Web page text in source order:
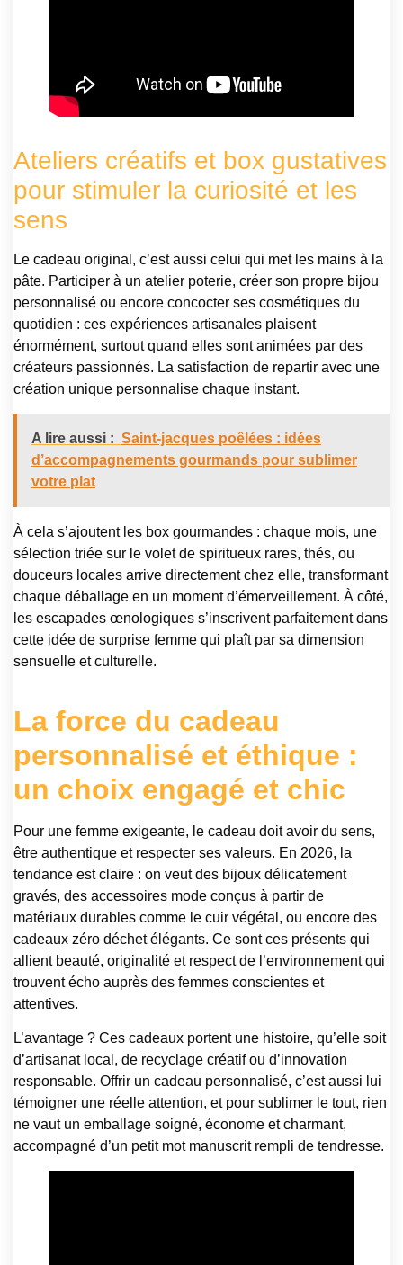
Ateliers créatifs et box gustatives
pour stimuler la curiosité et les
sens
Le cadeau original, c’est aussi celui qui met les mains à la
pâte. Participer à un atelier poterie, créer son propre bijou
personnalisé ou encore concocter ses cosmétiques du
quotidien : ces expériences artisanales plaisent
énormément, surtout quand elles sont animées par des
créateurs passionnés. La satisfaction de repartir avec une
création unique personnalise chaque instant.
A lire aussi : Saint-jacques poêlées : idées
d’accompagnements gourmands pour sublimer
votre plat
À cela s’ajoutent les box gourmandes : chaque mois, une
sélection triée sur le volet de spiritueux rares, thés, ou
douceurs locales arrive directement chez elle, transformant
chaque déballage en un moment d’émerveillement. À côté,
les escapades œnologiques s’inscrivent parfaitement dans
cette idée de surprise femme qui plaît par sa dimension
sensuelle et culturelle.
La force du cadeau
personnalisé et éthique :
un choix engagé et chic
Pour une femme exigeante, le cadeau doit avoir du sens,
être authentique et respecter ses valeurs. En 2026, la
tendance est claire : on veut des bijoux délicatement
gravés, des accessoires mode conçus à partir de
matériaux durables comme le cuir végétal, ou encore des
cadeaux zéro déchet élégants. Ce sont ces présents qui
allient beauté, originalité et respect de l’environnement qui
trouvent écho auprès des femmes conscientes et
attentives.
L’avantage ? Ces cadeaux portent une histoire, qu’elle soit
d’artisanat local, de recyclage créatif ou d’innovation
responsable. Offrir un cadeau personnalisé, c’est aussi lui
témoigner une réelle attention, et pour sublimer le tout, rien
ne vaut un emballage soigné, économe et charmant,
accompagné d’un petit mot manuscrit rempli de tendresse.